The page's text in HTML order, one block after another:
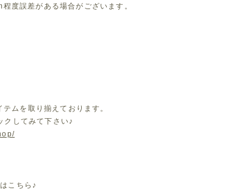
度誤差がある場合がございます。
ムを取り揃えております。
クしてみて下さい♪
こちら♪